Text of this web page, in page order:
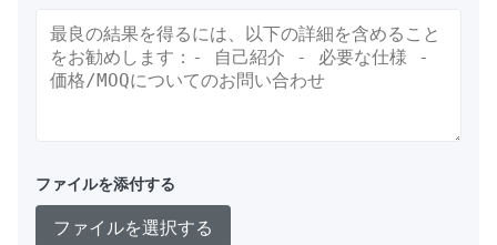
ファイルを添付する
ファイルを選択する